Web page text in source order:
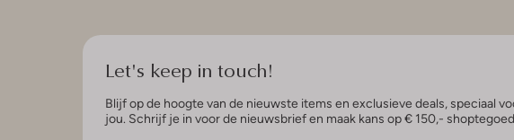
Let's keep in touch!
Blijf op de hoogte van de nieuwste items en exclusieve deals, speciaal
jou. Schrijf je in voor de nieuwsbrief en maak kans op € 150,-